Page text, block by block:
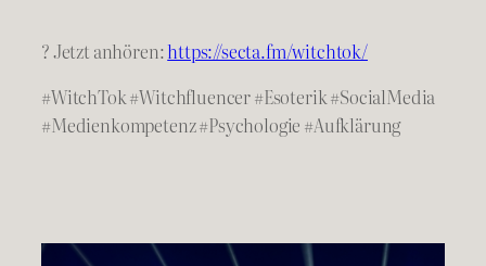
? Jetzt anhören:https://secta.fm/witchtok/
#WitchTok #Witchfluencer #Esoterik #SocialMedia
#Medienkompetenz #Psychologie #Aufklärung